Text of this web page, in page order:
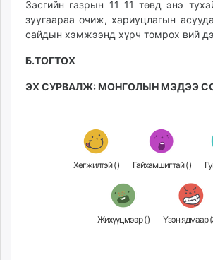
Засгийн газрын 11 11 төвд энэ
зуугаараа очиж, хариуцлагын
сайдын хэмжээнд хүрч томрох вий
Б.ТОГТОХ
ЭХ СУРВАЛЖ: МОНГОЛЫН МЭДЭЭ
Хөгжилтэй () Гайхамшигтай ()
Жихүүцмээр () Үзэн ядмаар (